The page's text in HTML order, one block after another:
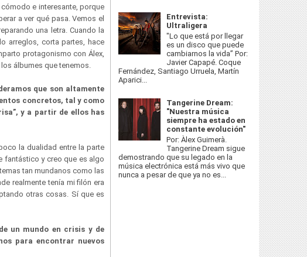
e interesante, porque
a ver qué pasa. Vemos el
una letra. Cuando la
arreglos, corta partes, hace
protagonismo con Álex,
álbumes que tenemos.
que son altamente
concretos, tal y como
y a partir de ellos has
la dualidad entre la parte
fantástico y creo que es algo
tan mundanos como las
realmente tenía mi filón era
otras cosas. Sí que es
un mundo en crisis y de
para encontrar nuevos
Entrevista:
Ultraligera
"Lo que está por llegar
es un disco que puede
cambiarnos la vida” Por:
Javier Capapé. Coque
Fernández, Santiago Urruela, Martín
Aparici...
Tangerine Dream:
"Nuestra música
siempre ha estado en
constante evolución"
Por: Àlex Guimerà.
Tangerine Dream sigue
demostrando que su legado en la
música electrónica está más vivo que
nunca a pesar de que ya no es...